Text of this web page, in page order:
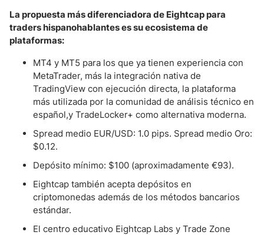
La propuesta más diferenciadora de Eightcap para
traders hispanohablantes es su ecosistema de
plataformas:
MT4 y MT5 para los que ya tienen experiencia con
MetaTrader, más la integración nativa de
TradingView con ejecución directa, la plataforma
más utilizada por la comunidad de análisis técnico en
español,y TradeLocker+ como alternativa moderna.
Spread medio EUR/USD: 1.0 pips. Spread medio Oro:
$0.12.
Depósito mínimo: $100 (aproximadamente €93).
Eightcap también acepta depósitos en
criptomonedas además de los métodos bancarios
estándar.
El centro educativo Eightcap Labs y Trade Zone